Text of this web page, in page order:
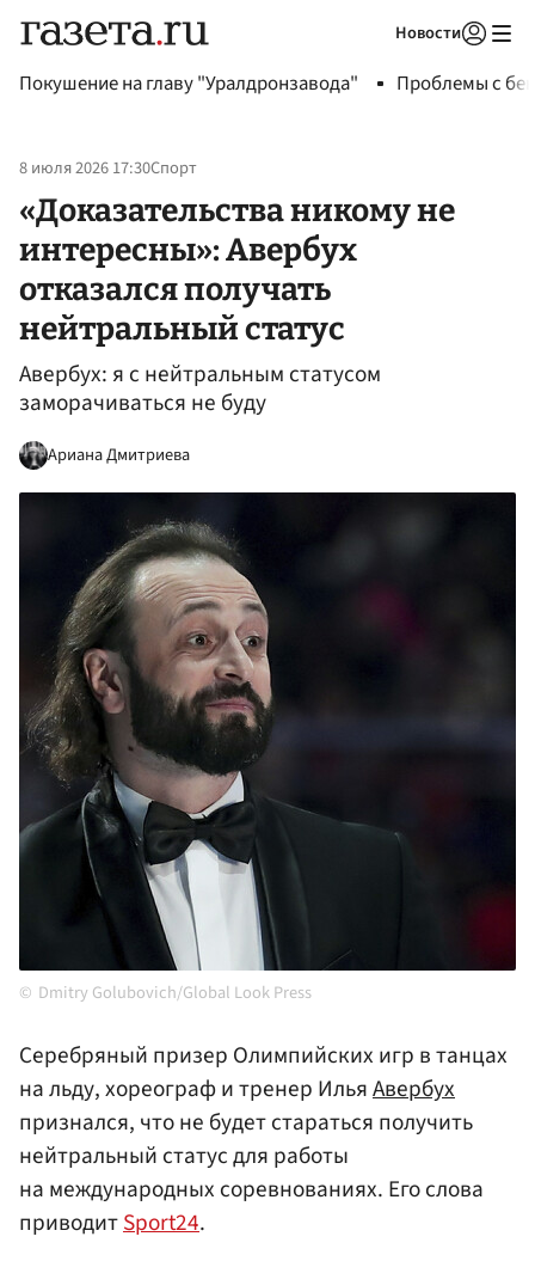
Новости
Покушение на главу "Уралдронзавода" Проблемы с
8 июля 2026 17:30Спорт
«Доказательства никому не
интересны»: Авербух
отказался получать
нейтральный статус
Авербух: я с нейтральным статусом
заморачиваться не буду
Ариана Дмитриева
Dmitry Golubovich/Global Look Press
Серебряный призер Олимпийских игр в танцах
на льду, хореограф и тренер ИльяАвербух
признался, что не будет стараться получить
нейтральный статус для работы
на международных соревнованиях. Его слова
приводитSport24.